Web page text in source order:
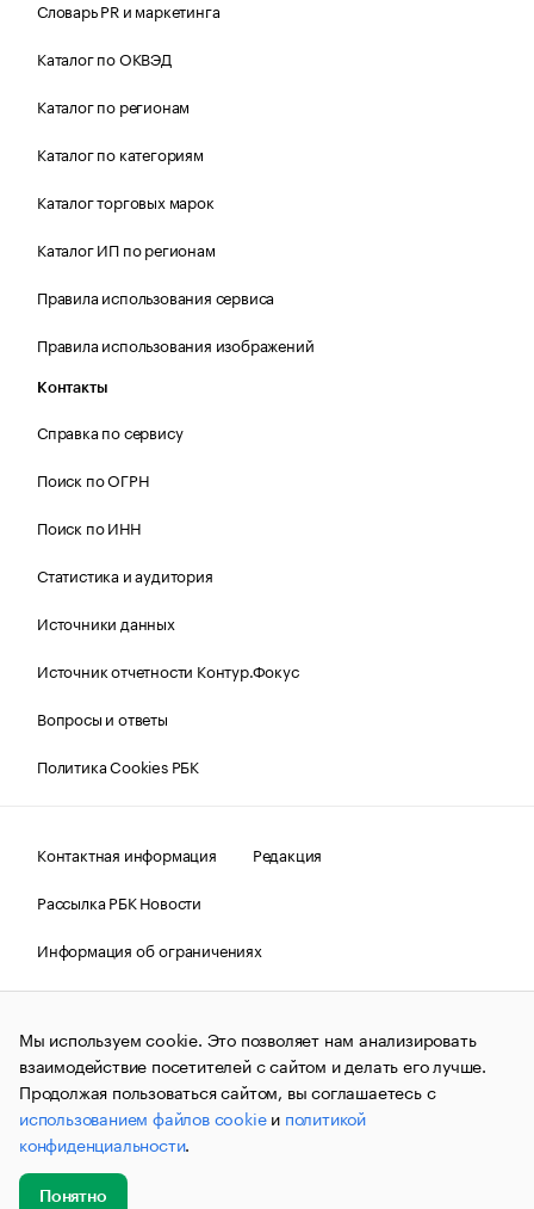
Словарь PR и маркетинга
Каталог по ОКВЭД
Каталог по регионам
Каталог по категориям
Каталог торговых марок
Каталог ИП по регионам
Правила использования сервиса
Правила использования изображений
Контакты
Справка по сервису
Поиск по ОГРН
Поиск по ИНН
Статистика и аудитория
Источники данных
Источник отчетности Контур.Фокус
Вопросы и ответы
Политика Cookies РБК
Контактная информация
Редакция
Рассылка РБК Новости
Информация об ограничениях
Правовая информация
О соблюдении авторских прав
© АО «РОСБИЗНЕСКОНСАЛТИНГ»,1995–2026.Сообщения
и материалы информационного агентства «РБК»
(зарегистрировано Федеральной службой по надзору в сфере
связи, информационных технологий и массовых
коммуникаций (Роскомнадзор) 09.12.2015 за номером ИА
№ФС77-63848) сопровождаются пометкой «РБК». Отдельные
публикации могут содержать информацию,
не предназначенную для пользователей
до 18 лет.
Мы используем cookie. Это позволяет нам анализировать
взаимодействие посетителей с сайтом и делать его лучше.
Продолжая пользоваться сайтом, вы соглашаетесь с
использованием файлов cookieи политикой
конфиденциальности.
Понятно